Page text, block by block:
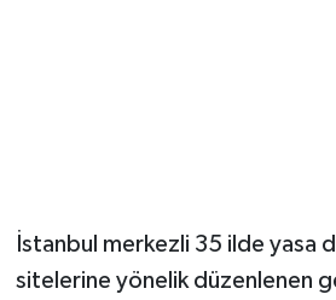
İstanbul merkezli 35 ilde yasa
sitelerine yönelik düzenlenen
Seri İlan